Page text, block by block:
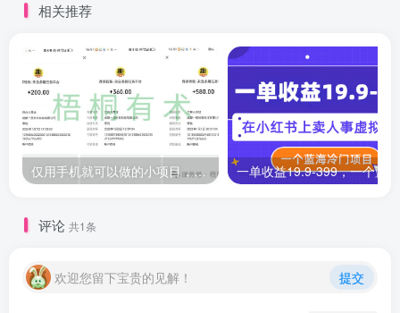
相关推荐
仅用手机就可以做的小项目，当天就能见钱，每天100-300
评论 共1条
欢迎您留下宝贵的见解！ 提交